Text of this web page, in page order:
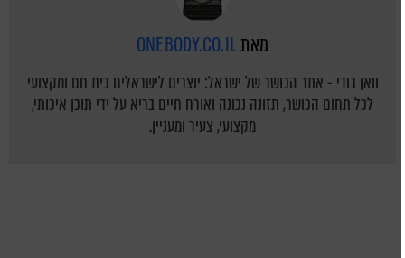
מאתONEBODY.CO.IL
וואן בודי - אתר הכושר של ישראל: יוצרים לישראלים בית חם ומקצועי
לכל תחום הכושר, תזונה נכונה ואורח חיים בריא על ידי תוכן איכותי,
מקצועי, צעיר ומעניין.